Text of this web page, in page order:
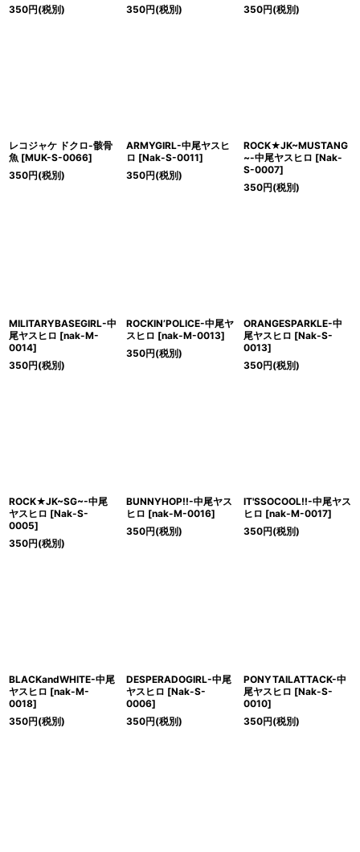
350円(税別) 350円(税別) 350円(税別)
レコジャケ ドクロ-骸骨
魚 [MUK-S-0066]
350円(税別)
ARMYGIRL-中尾ヤスヒ
ロ [Nak-S-0011]
350円(税別)
ROCK★JK~MUSTANG
~-中尾ヤスヒロ [Nak-
S-0007]
350円(税別)
MILITARYBASEGIRL-中
尾ヤスヒロ [nak-M-
0014]
350円(税別)
ROCKIN’POLICE-中尾ヤ
スヒロ [nak-M-0013]
350円(税別)
ORANGESPARKLE-中
尾ヤスヒロ [Nak-S-
0013]
350円(税別)
ROCK★JK~SG~-中尾
ヤスヒロ [Nak-S-
0005]
350円(税別)
BUNNYHOP!!-中尾ヤス
ヒロ [nak-M-0016]
350円(税別)
IT'SSOCOOL!!-中尾ヤス
ヒロ [nak-M-0017]
350円(税別)
BLACKandWHITE-中尾
ヤスヒロ [nak-M-
0018]
350円(税別)
DESPERADOGIRL-中尾
ヤスヒロ [Nak-S-
0006]
350円(税別)
PONYTAILATTACK-中
尾ヤスヒロ [Nak-S-
0010]
350円(税別)